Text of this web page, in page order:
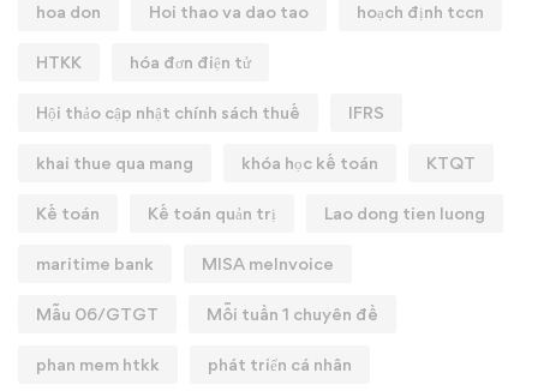
hoa don Hoi thao va dao tao hoạch định tccn
HTKK hóa đơn điện tử
Hội thảo cập nhật chính sách thuế IFRS
khai thue qua mang khóa học kế toán KTQT
Kế toán Kế toán quản trị Lao dong tien luong
maritime bank MISA meInvoice
Mẫu 06/GTGT Mỗi tuần 1 chuyên đề
phan mem htkk phát triển cá nhân